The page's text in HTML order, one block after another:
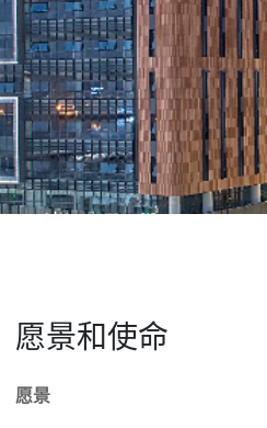
愿景和使命
愿景